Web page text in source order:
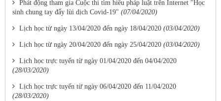
Phát động tham gia Cuộc thi tìm hiểu pháp luật trên Internet "Học
sinh chung tay đẩy lùi dịch Covid-19" (07/04/2020)
Lịch học từ ngày 13/04/2020 đến ngày 18/04/2020 (03/04/2020)
Lịch học từ ngày 20/04/2020 đến ngày 25/04/2020 (03/04/2020)
Lịch học trực tuyến từ ngày 01/04/2020 đến 04/04/2020
(28/03/2020)
Lịch học trực tuyến từ ngày 06/04/2020 đến 11/04/2020
(28/03/2020)